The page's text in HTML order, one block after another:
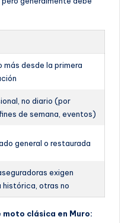
más desde la primera
no diario (por
de semana, eventos)
general o restaurada
exigen
histórica, otras no
moto clásica en Muro: